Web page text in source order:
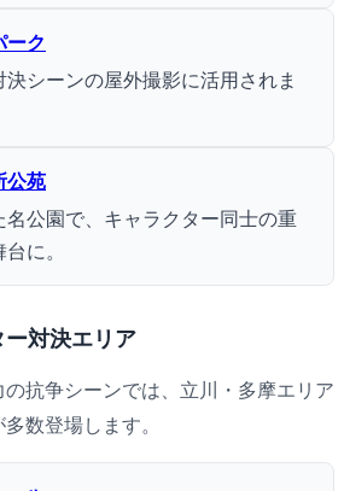
ーク
決シーンの屋外撮影に活用されま
公苑
名公園で、キャラクター同士の重
に。
対決エリア
抗争シーンでは、立川・多摩エリア
数登場します。